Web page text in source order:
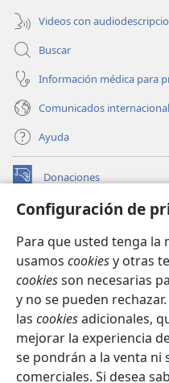
Configuración de
Para que usted tenga la
usamos cookiesy otras
cookiesson necesarias
y no se pueden
las cookiesadicionales,
mejorar la experiencia
se pondrán a la venta ni
comerciales. Si desea
Videos con
Buscar
Información médica para
Comunicados
Ayuda
Donaciones
(abre
nueva BIBLIOTECA EN LÍNEA
una
nueva
ventana)
JW Hub
(abre
una
nueva
ventana)
JW Library
Watchtower Library